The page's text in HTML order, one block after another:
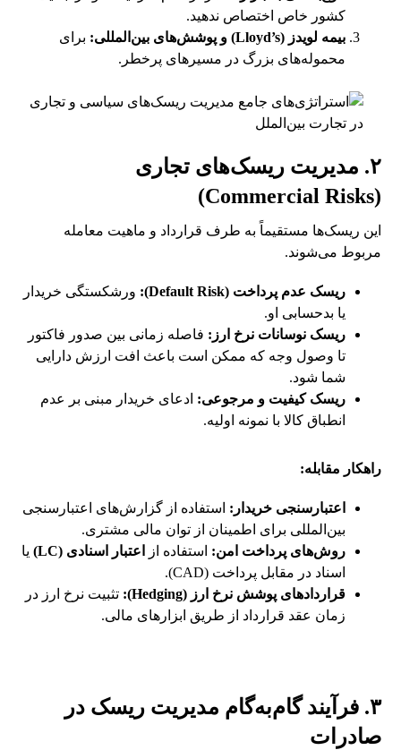
کشور خاص اختصاص ندهید.
بیمه لویدز (Lloyd’s) و پوشش‌های بین‌المللی:
برای
محموله‌های بزرگ در مسیرهای پرخطر.
۲. مدیریت ریسک‌های تجاری
(Commercial Risks)
این ریسک‌ها مستقیماً به طرف قرارداد و ماهیت معامله
مربوط می‌شوند.
ریسک عدم پرداخت (Default Risk):
ورشکستگی خریدار
یا بدحسابی او.
ریسک نوسانات نرخ ارز: فاصله زمانی بین صدور فاکتور
تا وصول وجه که ممکن است باعث افت ارزش دارایی
شما شود.
ریسک کیفیت و مرجوعی: ادعای خریدار مبنی بر عدم
انطباق کالا با نمونه اولیه.
راهکار مقابله:
اعتبارسنجی خریدار: استفاده از گزارش‌های اعتبارسنجی
بین‌المللی برای اطمینان از توان مالی مشتری.
روش‌های پرداخت امن: استفاده از اعتبار اسنادی (LC)
یا
اسناد در مقابل پرداخت (CAD).
قراردادهای پوشش نرخ ارز (Hedging):
تثبیت نرخ ارز در
زمان عقد قرارداد از طریق ابزارهای مالی.
۳. فرآیند گام‌به‌گام مدیریت ریسک در
صادرات